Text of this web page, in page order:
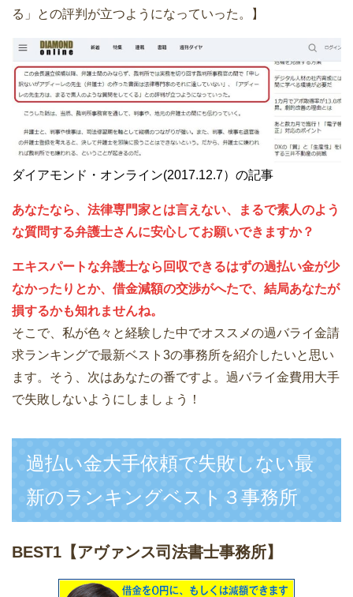
る」との評判が立つようになっていった。】
ダイアモンド・オンライン(2017.12.7）の記事
あなたなら、法律専門家とは言えない、まるで素人のよう
な質問する弁護士さんに安心してお願いできますか？
エキスパートな弁護士なら回収できるはずの過払い金が少
なかったりとか、借金減額の交渉がへたで、結局あなたが
損するかも知れませんね。
そこで、私が色々と経験した中でオススメの過バライ金請
求ランキングで最新ベスト3の事務所を紹介したいと思い
ます。そう、次はあなたの番ですよ。過バライ金費用大手
で失敗しないようにしましょう！
過払い金大手依頼で失敗しない最
新のランキングベスト３事務所
BEST1 【アヴァンス司法書士事務所】